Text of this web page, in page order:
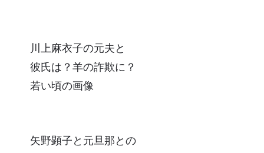
川上麻衣子の元夫と
彼氏は？羊の詐欺に？
若い頃の画像
矢野顕子と元旦那との